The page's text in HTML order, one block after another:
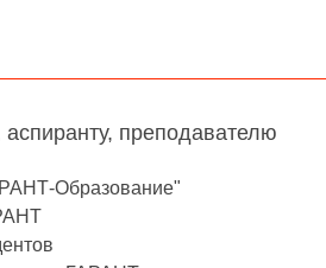
преподавателю
Образование"